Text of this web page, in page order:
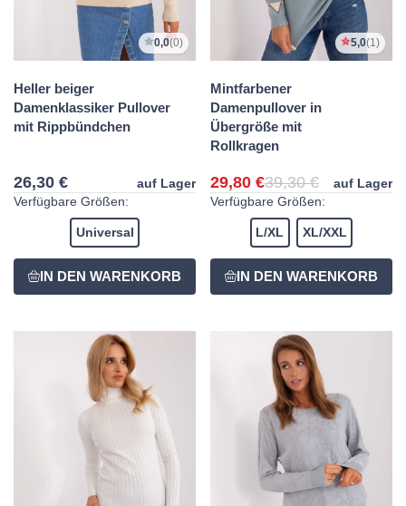
0,0(0)
Heller beiger
Damenklassiker Pullover
mit Rippbündchen
26,30 €
auf Lager
Verfügbare Größen:
Universal
5,0(1)
Mintfarbener
Damenpullover in
Übergröße mit
Rollkragen
29,80 €39,30 €
auf Lager
Verfügbare Größen:
L/XL XL/XXL